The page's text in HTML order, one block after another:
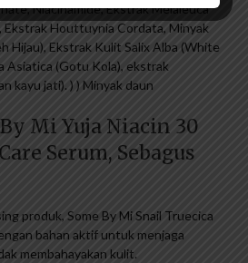
Niacinamide, Ekstrak Melaleuca
Houttuynia Cordata, Minyak
Hijau), Ekstrak Kulit Salix Alba (White
Asiatica (Gotu Kola), ekstrak
kayu jati). ) ) Minyak daun
Mi Yuja Niacin 30
Serum, Sebagus
produk, Some By Mi Snail Truecica
bahan aktif untuk menjaga
membahayakan kulit.